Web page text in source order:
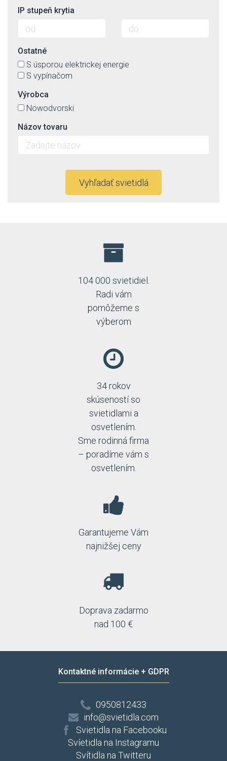
IP stupeň krytia
Ostatné
S úsporou elektrickej energie
S vypínačom
Výrobca
Nowodvorski
Názov tovaru
Vyhľadať svietidlá
104 000 svietidiel.
Radi vám
pomôžeme s
výberom
34 rokov
skúseností so
svietidlami a
osvetlením.
Sme rodinná firma
– poradíme vám s
osvetlením.
Garantujeme Vám
najnižšej ceny
Doprava zadarmo
nad 100 €
Kontaktné informácie + GDPR
0950812433
info@svietidla.com
Svietidla na Facebooku
Svíetidla na Instagramu
Svítidla na Twitteru